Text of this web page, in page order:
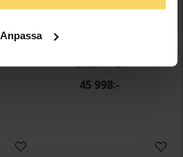
Anpassa
GULDFYND
45 998:-